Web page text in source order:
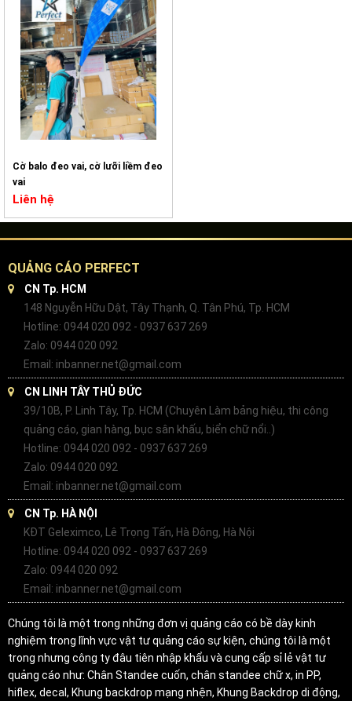
Cờ balo đeo vai, cờ lưỡi liềm đeo
vai
Liên hệ
QUẢNG CÁO PERFECT
CN Tp. HCM
148 Nguyễn Hữu Dật, Tây Thạnh, Q. Tân Phú, Tp. HCM
Hotline: 0944 020 092 - 0937 637 269
Zalo: 0944 020 092
Email: inbanner.net@gmail.com
CN LINH TÂY THỦ ĐỨC
39/10B, P. Linh Tây, Tp. HCM (Chuyên Làm bảng hiệu, thi công
quảng cáo, gian hàng, bục sân khấu, biển chữ nổi..)
Hotline: 0944 020 092 - 0937 637 269
Zalo: 0944 020 092
Email: inbanner.net@gmail.com
CN Tp. HÀ NỘI
KĐT Geleximco, Lê Trọng Tấn, Hà Đông, Hà Nội
Hotline: 0944 020 092 - 0937 637 269
Zalo: 0944 020 092
Email: inbanner.net@gmail.com
Chúng tôi là một trong những đơn vị quảng cáo có bề dày kinh
nghiệm trong lĩnh vực vật tư quảng cáo sự kiện, chúng tôi là một
trong nhưng công ty đâu tiên nhập khẩu và cung cấp sỉ lẻ vật tư
quảng cáo như: Chân Standee cuốn, chân standee chữ x, in PP,
hiflex, decal, Khung backdrop mạng nhện, Khung Backdrop di động,